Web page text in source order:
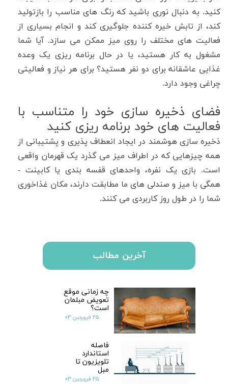
کنید. به دنبال نوری باشید که رنگ های مناسب را بازتولید
کند، از تابش خیره کننده جلوگیری کند و انجام بسیاری از
فعالیت های مختلف را روی میز ممکن می سازد.آیا شما
مشغول به کار هستید، یا در حال برنامه ریزی یک وعده
غذایی عاشقانه برای دو نفر هستید؟ برای هر نیاز و فعالیتی
چراغی وجود دارد.
فضای ذخیره سازی خود را متناسب با
فعالیت های خود برنامه ریزی کنید
ذخیره سازی هوشمند در ایجاد انعطاف پذیری و پشتیبانی از
همه چیزهایی که در اطراف میز می گذرد یک قهرمان واقعی
است. بازی یک نفره، واحدهای قفسه بندی یا کابینت -
همگی با میز و صندلی های ما مطابقت دارند، مکان غذاخوری
شما را در طول روز کاربردی می کنند.
آخرین مطالب
چه زمانی موقع
تعویض مبلمان
است؟
۲۵ فروردین ۰۳
فاصله
استاندارد
تلویزیون تا
مبل
۲۵ فروردین ۰۳